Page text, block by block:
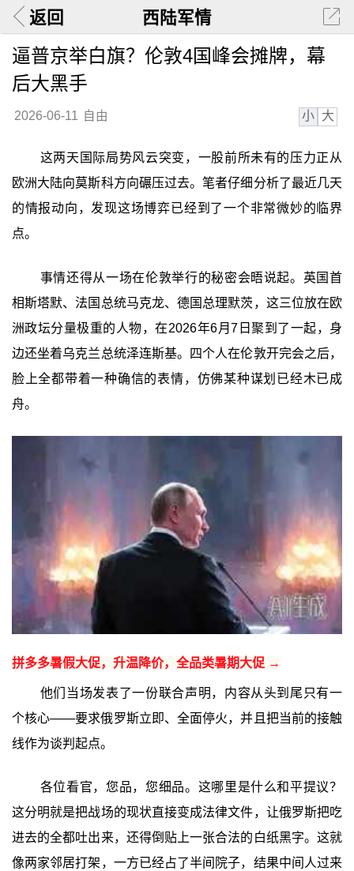
返回 西陆军情
逼普京举白旗？伦敦4国峰会摊牌，幕
后大黑手
2026-06-11 自由 小 大
这两天国际局势风云突变，一股前所未有的压力正从
欧洲大陆向莫斯科方向碾压过去。笔者仔细分析了最近几天
的情报动向，发现这场博弈已经到了一个非常微妙的临界
点。
事情还得从一场在伦敦举行的秘密会晤说起。英国首
相斯塔默、法国总统马克龙、德国总理默茨，这三位放在欧
洲政坛分量极重的人物，在2026年6月7日聚到了一起，身
边还坐着乌克兰总统泽连斯基。四个人在伦敦开完会之后，
脸上全都带着一种确信的表情，仿佛某种谋划已经木已成
舟。
拼多多暑假大促，升温降价，全品类暑期大促 →
他们当场发表了一份联合声明，内容从头到尾只有一
个核心——要求俄罗斯立即、全面停火，并且把当前的接触
线作为谈判起点。
各位看官，您品，您细品。这哪里是什么和平提议？
这分明就是把战场的现状直接变成法律文件，让俄罗斯把吃
进去的全都吐出来，还得倒贴上一张合法的白纸黑字。这就
像两家邻居打架，一方已经占了半间院子，结果中间人过来